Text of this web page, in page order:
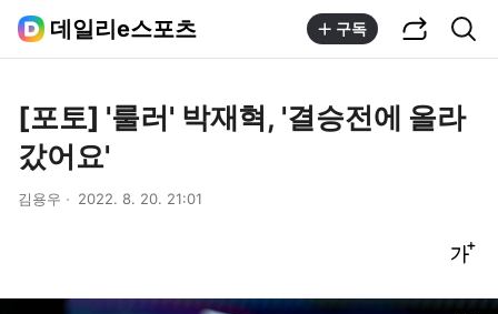
데일리e스포츠 구독
[포토] '룰러' 박재혁, '결승전에 올라
갔어요'
김용우 2022. 8. 20. 21:01